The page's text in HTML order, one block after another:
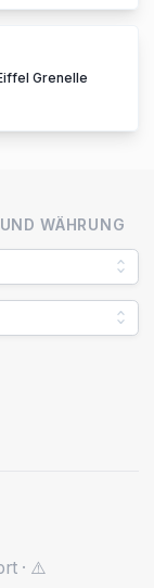
Grenelle
WÄHRUNG
· ⚠️